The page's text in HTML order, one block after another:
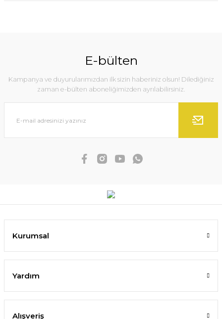
E-bülten
Kampanya ve duyurularımızdan ilk sizin haberiniz olsun! Dilediğiniz
zaman e-bülten aboneliğimizden ayrılabilirsiniz.
Kurumsal
Yardım
Alışveriş